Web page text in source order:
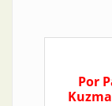
Por